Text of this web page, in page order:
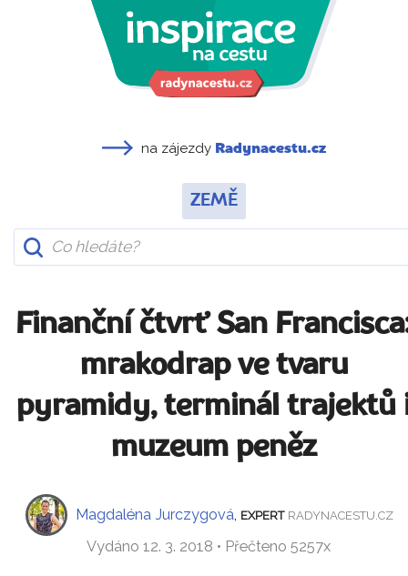
na zájezdy Radynacestu.cz
ZEMĚ
Finanční čtvrť San
mrakodrap ve tvaru
pyramidy, terminál trajektů
muzeum peněz
Magdaléna Jurczygová EXPERT RADYNACESTU.CZ
Vydáno 12. 3. 2018 • Přečteno 5257x